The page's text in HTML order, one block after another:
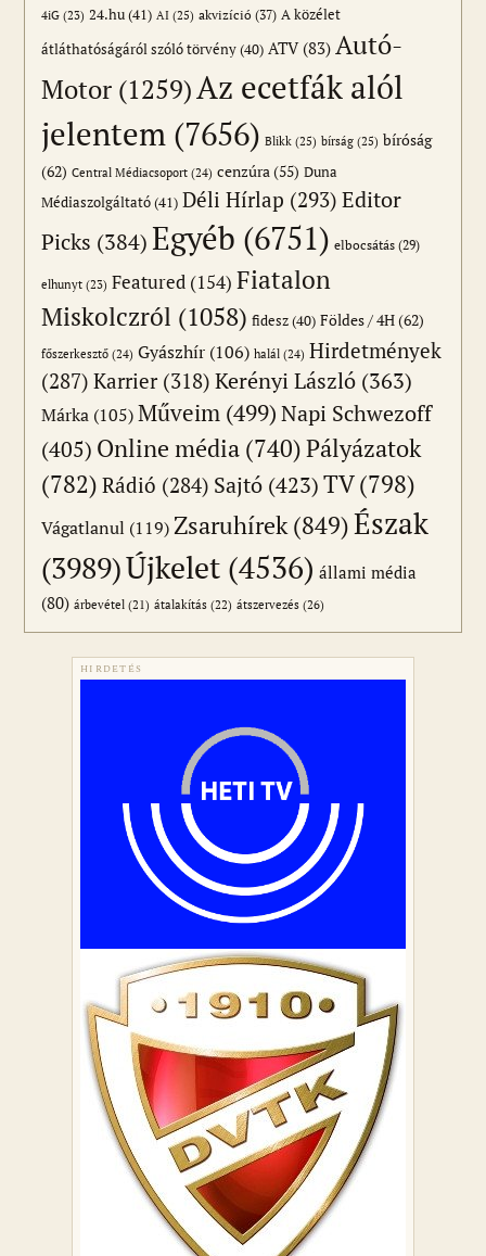
4iG (23) 24.hu(41) AI (25) akvizíció (37) A közélet
átláthatóságáról szóló törvény(40) ATV(83) Autó-
Motor (1259)Az ecetfák alól
jelentem (7656) Blikk (25) bírság (25) bíróság
(62) Central Médiacsoport (24) cenzúra(55) Duna
Médiaszolgáltató(41) Déli Hírlap (293) Editor
Picks (384)Egyéb (6751) elbocsátás (29)
elhunyt (23) Featured (154) Fiatalon
Miskolczról (1058) fidesz(40) Földes / 4H(62)
főszerkesztő (24) Gyászhír (106) halál (24) Hirdetmények
(287) Karrier(318) Kerényi László (363)
Márka (105) Műveim (499)Napi Schwezoff
(405) Online média (740)Pályázatok
(782) Rádió (284) Sajtó (423)TV(798)
Vágatlanul (119)Zsaruhírek(849)Észak
(3989)Újkelet (4536) állami média
(80) árbevétel (21) átalakítás (22) átszervezés (26)
HIRDETÉS